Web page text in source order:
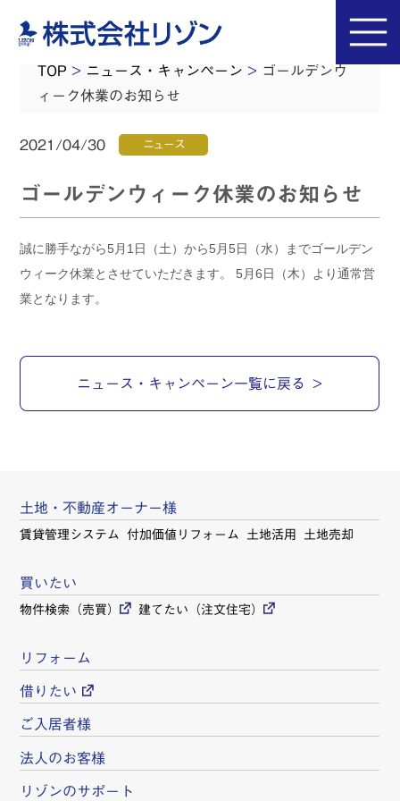
TOP > ニュース・キャンペーン > ゴールデンウ
ィーク休業のお知らせ
2021/04/30 ニュース
ゴールデンウィーク休業のお知らせ
誠に勝手ながら5月1日（土）から5月5日（水）までゴールデン
ウィーク休業とさせていただきます。 5月6日（木）より通常営
業となります。
ニュース・キャンペーン一覧に戻る
土地・不動産オーナー様
賃貸管理システム 付加価値リフォーム 土地活用 土地売却
買いたい
物件検索（売買） 建てたい（注文住宅）
リフォーム
借りたい
ご入居者様
法人のお客様
リゾンのサポート